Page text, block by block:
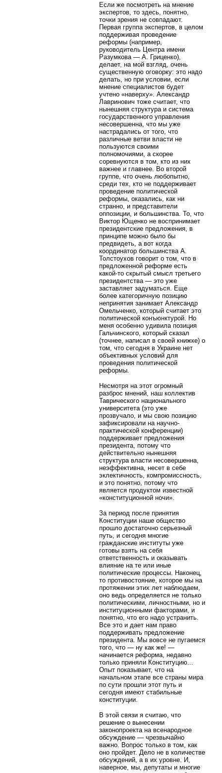
Если же посмотреть на мнение
экспертов, то здесь, понятно,
точки зрения не совпадают.
Первая группа экспертов, в целом
поддерживая проведение
реформы (например,
руководитель Центра имени
Разумкова — А. Гриценко),
делает, на мой взгляд, очень
существенную оговорку: это надо
делать, но при условии, если
мнение специалистов будет
учтено «наверху». Александр
Лавринович тоже считает, что
нынешняя структура и система
государственного управления
несовершенна, что мы уже
настрадались от того, что
различные ветви власти не
пользуются своими
полномочиями, а скорее
соревнуются в том, кто из них
важнее и главнее. Во второй
группе, что очень любопытно,
среди тех, кто не поддерживает
проведение политической
реформы, оказались, как ни
странно, и представители
оппозиции, и большинства. То, что
Виктор Ющенко не воспринимает
президентские предложения, в
принципе можно было бы
предвидеть, а вот когда
координатор большинства А.
Толстоухов говорит о том, что в
предложенной реформе есть
какой-то скрытый смысл третьего
президентства — это уже
заставляет задуматься. Еще
более категоричную позицию
непринятия занимает Александр
Омельченко, который считает это
политической конъюнктурой. Но
меня особенно удивила позиция
Гальчинского, который сказал
(точнее, написал в своей книжке) о
том, что сегодня в Украине нет
объективных условий для
проведения политической
реформы.
Несмотря на этот огромный
разброс мнений, наш коллектив
Таврического национального
университета (это уже
прозвучало, и мы свою позицию
зафиксировали на научно-
практической конференции)
поддерживает предложения
президента, потому что
действительно нынешняя
структура власти несовершенна,
неэффективна, несет в себе
эклектичность, компромиссность,
и это понятно, потому что
является продуктом известной
«конституционной ночи».
За период после принятия
Конституции наше общество
прошло достаточно серьезный
путь, и сегодня многие
гражданские институты уже
готовы взять на себя
ответственность и оказывать
влияние на те или иные
политические процессы. Наконец,
то противостояние, которое мы на
протяжении этих лет наблюдаем,
оно ведь определяется не только
политическими, личностными, но и
институционными факторами, и
понятно, что его надо устранить.
Все это и дает нам право
поддерживать предложение
президента. Мы вовсе не пугаемся
того, что — ну как же! —
начинается реформа, недавно
только приняли Конституцию...
Опыт показывает, что на
начальном этапе все страны мира
по сути прошли этот путь и
сегодня имеют стабильные
конституции.
В этой связи я считаю, что
решение о вынесении
законопроекта на всенародное
обсуждение — чрезвычайно
важно. Вопрос только в том, как
оно пройдет. Дело не в количестве
обсуждений, а в их уровне. И,
наверное, мы, депутаты и многие